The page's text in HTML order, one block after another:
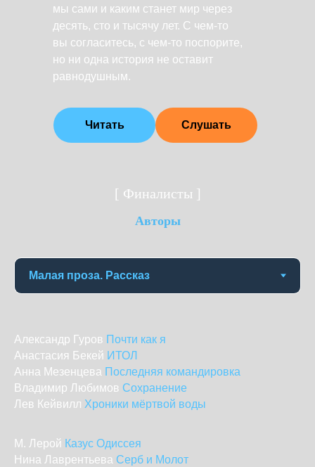
мы сами и каким станет мир через
десять, сто и тысячу лет. С чем-то
вы согласитесь, с чем-то поспорите,
но ни одна история не оставит
равнодушным.
Читать Слушать
[ Финалисты ]
Авторы
Александр Гуров Почти как я
Анастасия Бекей ИТОЛ
Анна Мезенцева Последняя командировка
Владимир Любимов Сохранение
Лев Кейвилл Хроники мёртвой воды
М. Лерой Казус Одиссея
Нина Лаврентьева Серб и Молот